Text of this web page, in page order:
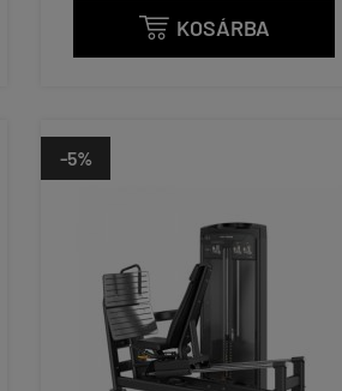
 KOSÁRBA
-5%